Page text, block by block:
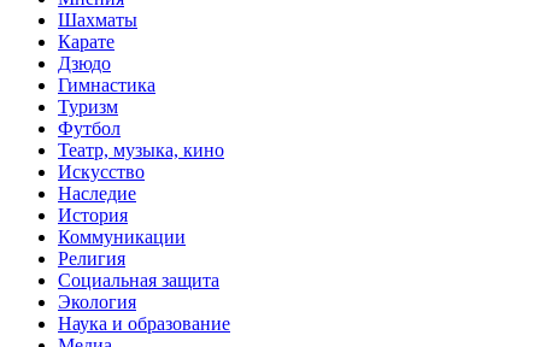
Шахматы
Карате
Дзюдо
Гимнастика
Туризм
Футбол
Театр, музыка, кино
Искусство
Наследие
История
Коммуникации
Религия
Социальная защита
Экология
Наука и образование